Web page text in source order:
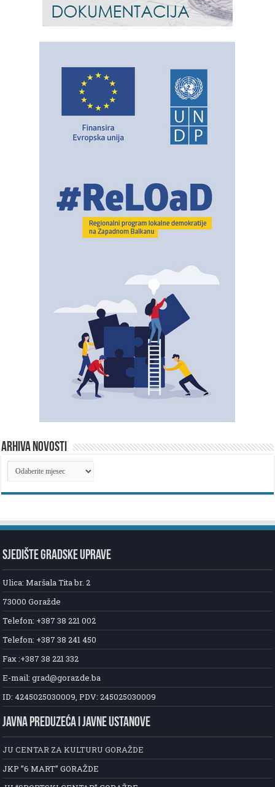
ARHIVA NOVOSTI
ARHIVA
NOVOSTI
SJEDIŠTE GRADSKE UPRAVE
Ulica: Maršala Tita br. 2
73000 Goražde
Telefon: +387 38 221 002
Telefon: +387 38 241 450
Fax :+387 38 221 332
E-mail: grad@gorazde.ba
ID: 4245025030009, PDV: 245025030009
JAVNA PREDUZEĆA I JAVNE USTANOVE
JU CENTAR ZA KULTURU GORAŽDE
JKP ”6 MART” GORAŽDE